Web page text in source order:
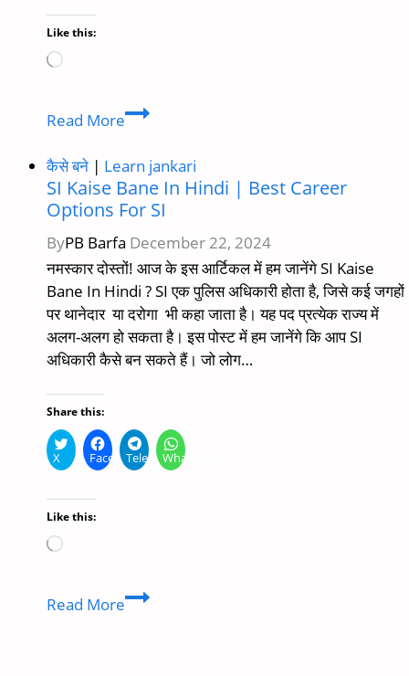
Like this:
Loading…
Read MoreRas
Bane
In
2024
Ras
Salary,
Eligibility,
Exam
All
Details
कैसे बने | Learn jankari
SI Kaise Bane In Hindi | Best Career
Options For SI
ByPB Barfa December 22, 2024
नमस्कार दोस्तों! आज के इस आर्टिकल में हम जानेंगे SI Kaise
Bane In Hindi ? SI एक पुलिस अधिकारी होता है, जिसे कई जगहों
पर थानेदार या दरोगा भी कहा जाता है। यह पद प्रत्येक राज्य में
अलग-अलग हो सकता है। इस पोस्ट में हम जानेंगे कि आप SI
अधिकारी कैसे बन सकते हैं। जो लोग…
Share this:
X FacebookTelegramWhatsApp
Like this:
Loading…
Read MoreSI